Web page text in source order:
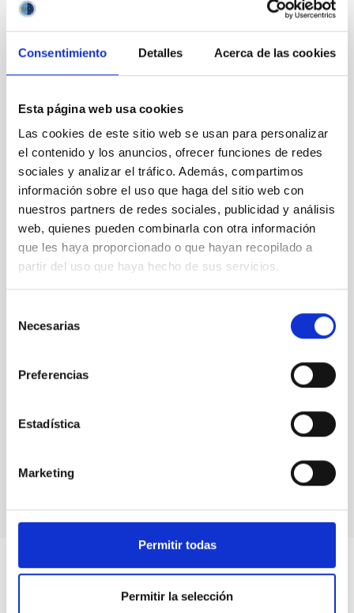
Consentimiento Detalles Acerca de las cookies
Esta página web usa cookies
Las cookies de este sitio web se usan para personalizar
el contenido y los anuncios, ofrecer funciones de redes
sociales y analizar el tráfico. Además, compartimos
información sobre el uso que haga del sitio web con
nuestros partners de redes sociales, publicidad y análisis
web, quienes pueden combinarla con otra información
que les haya proporcionado o que hayan recopilado a
partir del uso que haya hecho de sus servicios.
Necesarias
Preferencias
Estadística
Marketing
Permitir todas
Permitir la selección
Amanar: bajo el mismo cielo